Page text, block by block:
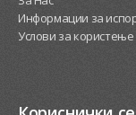
Информации за
Услови за користење